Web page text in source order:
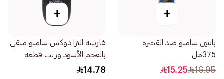
+
بانتين شامبو ضد القشرة
375مل
16.95
15.25
+
غارنييه الترا دوكس شامبو منقي
بالفحم الأسود وزيت قطعة
البركة 200مل
14.78